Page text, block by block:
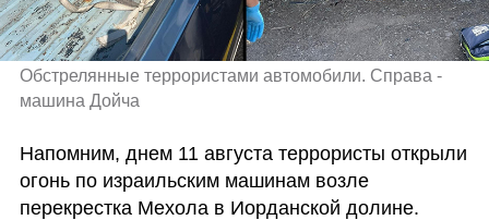
Обстрелянные террористами автомобили. Справа -
машина Дойча
Напомним, днем 11 августа террористы открыли
огонь по израильским машинам возле
перекрестка Мехола в Иорданской долине.